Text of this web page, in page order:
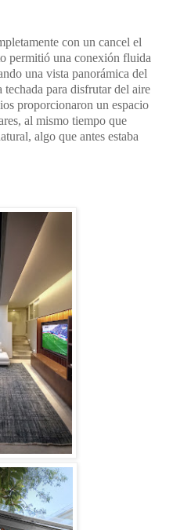
con un cancel el
permitió una conexión fluida
una vista panorámica del
techada para disfrutar del aire
proporcionaron un espacio
al mismo tiempo que
algo que antes estaba